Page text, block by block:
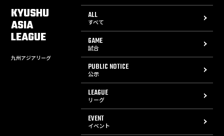
KYUSHU
ASIA
LEAGUE
九州アジアリーグ
ALL
すべて
GAME
試合
PUBLIC NOTICE
公示
LEAGUE
リーグ
EVENT
イベント